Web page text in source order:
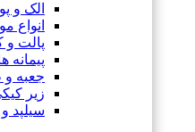
الک و
انواع
پالت و
پیمانه
جعبه
زیر
سیلپد